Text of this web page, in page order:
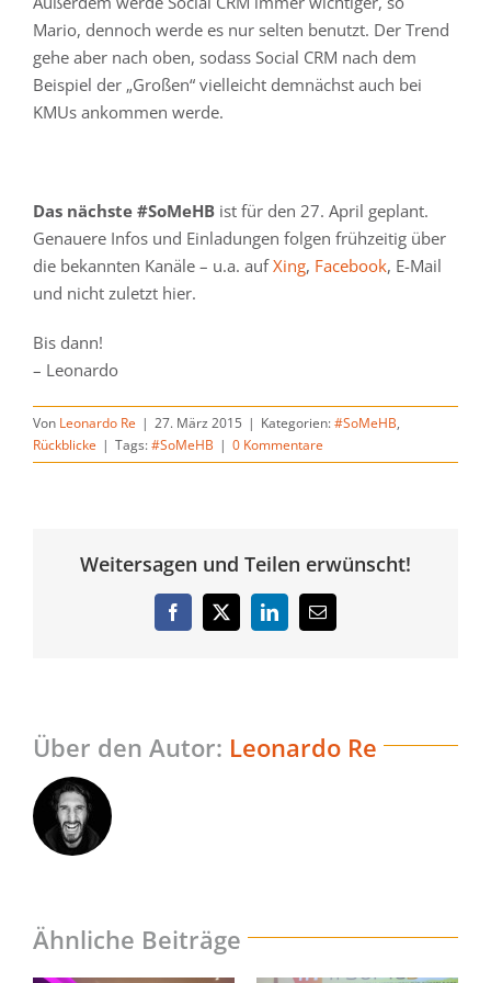
Mario, dennoch werde es nur selten benutzt. Der Trend
gehe aber nach oben, sodass Social CRM nach dem
Beispiel der „Großen“ vielleicht demnächst auch bei
KMUs ankommen werde.
Das nächste #SoMeHB ist für den 27. April geplant.
Genauere Infos und Einladungen folgen frühzeitig über
die bekannten Kanäle – u.a. aufXing, Facebook, E-Mail
und nicht zuletzt hier.
Bis dann!
– Leonardo
Von Leonardo Re | 27. März 2015 | Kategorien:#SoMeHB,
Rückblicke | Tags:#SoMeHB | 0 Kommentare
Weitersagen und Teilen erwünscht!
FacebookTwitterLinkedIn
E-
Über den Autor: Leonardo Re
Ähnliche Beiträge